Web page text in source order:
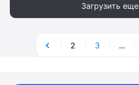
Загрузить еще
2 3 ...